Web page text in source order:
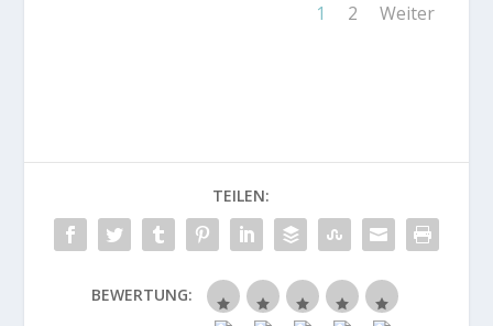
1 2 Weiter
TEILEN:
BEWERTUNG: